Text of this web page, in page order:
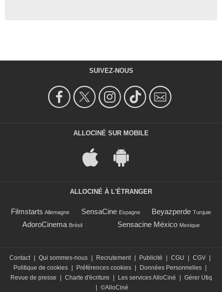
SUIVEZ-NOUS
ALLOCINÉ SUR MOBILE
ALLOCINÉ À L'ÉTRANGER
Filmstarts Allemagne SensaCine Espagne Beyazperde Turquie
AdoroCinema Brésil Sensacine México Mexique
Contact | Qui sommes-nous | Recrutement | Publicité | CGU | CGV |
Politique de cookies | Préférences cookies | Données Personnelles |
Revue de presse
| Charte d'écriture | Les services AlloCiné | Gérer Utiq
| ©AlloCiné